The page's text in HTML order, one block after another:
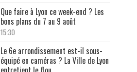
Que faire à Lyon ce week-end ? Les
bons plans du 7 au 9 août
15:30
Le 6e arrondissement est-il sous-
équipé en caméras ? La Ville de Lyon